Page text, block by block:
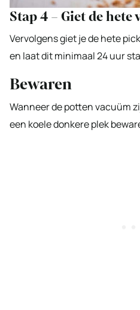
Stap 4 – Giet de
Vervolgens giet je de hete
en laat dit minimaal 24 uur
Bewaren
Wanneer de potten vacuüm
een koele donkere plek